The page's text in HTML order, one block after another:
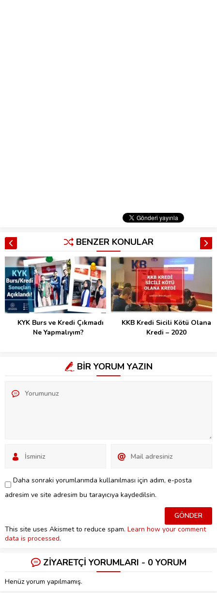
BENZER KONULAR
KYK Burs ve Kredi Çıkmadı
Ne Yapmalıyım?
KKB Kredi Sicili Kötü Olana
Kredi – 2020
BİR YORUM YAZIN
Daha sonraki yorumlarımda kullanılması için adım, e-posta
adresim ve site adresim bu tarayıcıya kaydedilsin.
This site uses Akismet to reduce spam. Learn how your comment
data is processed.
ZİYARETÇİ YORUMLARI - 0 YORUM
Henüz yorum yapılmamış.